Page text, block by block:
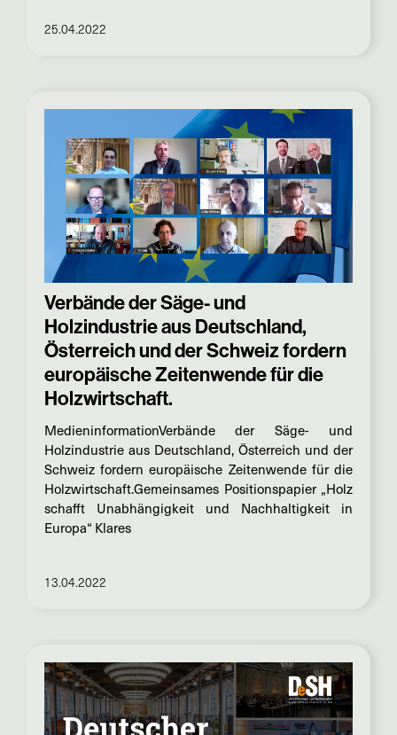
25.04.2022
Verbände der Säge- und
Holzindustrie aus Deutschland,
Österreich und der Schweiz fordern
europäische Zeitenwende für die
Holzwirtschaft.
MedieninformationVerbände der Säge- und
Holzindustrie aus Deutschland, Österreich und der
Schweiz fordern europäische Zeitenwende für die
Holzwirtschaft.Gemeinsames Positionspapier „Holz
schafft Unabhängigkeit und Nachhaltigkeit in
Europa“ Klares
13.04.2022